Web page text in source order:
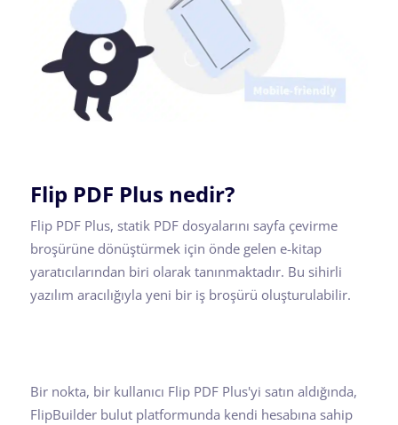
Flip PDF Plus nedir?
Flip PDF Plus, statik PDF dosyalarını sayfa çevirme
broşürüne dönüştürmek için önde gelen e-kitap
yaratıcılarından biri olarak tanınmaktadır. Bu sihirli
yazılım aracılığıyla yeni bir iş broşürü oluşturulabilir.
Bir nokta, bir kullanıcı Flip PDF Plus'yi satın aldığında,
FlipBuilder bulut platformunda kendi hesabına sahip